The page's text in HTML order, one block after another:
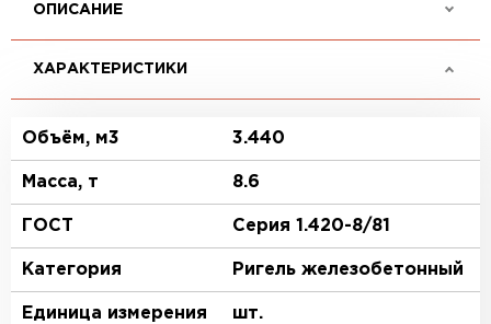
ОПИСАНИЕ
ХАРАКТЕРИСТИКИ
Объём, м3 3.440
Масса, т 8.6
ГОСТ Серия 1.420-8/81
Категория Ригель железобетонный
Единица измерения шт.